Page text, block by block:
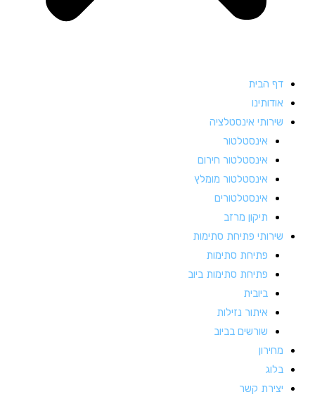
דף הבית
אודותינו
שירותי אינסטלציה
אינסטלטור
אינסטלטור חירום
אינסטלטור מומלץ
אינסטלטורים
תיקון מרזב
שירותי פתיחת סתימות
פתיחת סתימות
פתיחת סתימות ביוב
ביובית
איתור נזילות
שורשים בביוב
מחירון
בלוג
יצירת קשר